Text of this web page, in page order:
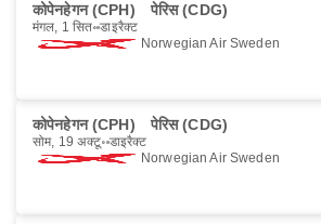
कोपेनहेगन (CPH) पेरिस (CDG)
मंगल, 1 सित॰ डाइरैक्ट
Norwegian Air Sweden
कोपेनहेगन (CPH) पेरिस (CDG)
सोम, 19 अक्टू॰ डाइरैक्ट
Norwegian Air Sweden